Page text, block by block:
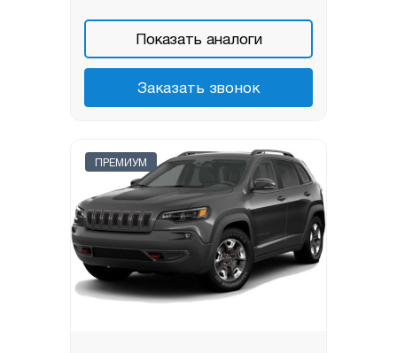
Показать аналоги
Заказать звонок
ПРЕМИУМ